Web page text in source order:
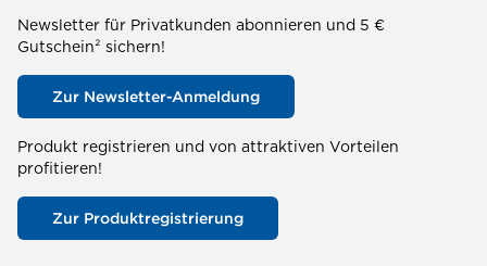
Newsletter für Privatkunden abonnieren und 5 €
Gutschein² sichern!
Zur Newsletter-Anmeldung
Produkt registrieren und von attraktiven Vorteilen
profitieren!
Zur Produktregistrierung